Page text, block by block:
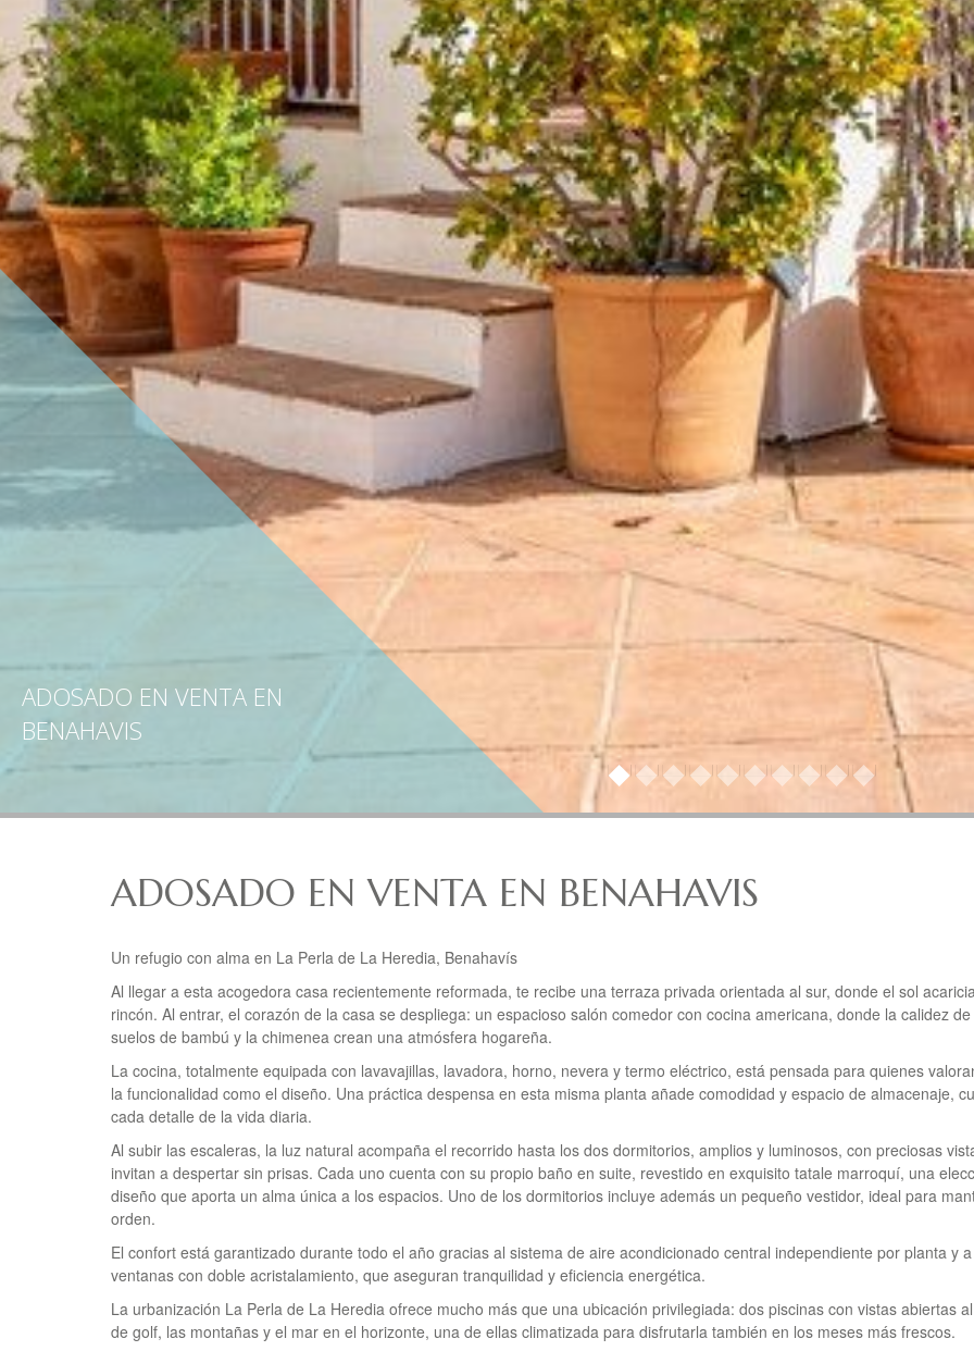
ADOSADO EN VENTA EN
BENAHAVIS
ADOSADO EN VENTA EN BENAHAVIS
Un refugio con alma en La Perla de La Heredia, Benahavís
Al llegar a esta acogedora casa recientemente reformada, te recibe una terraza privada orientada al sur, donde el sol
rincón. Al entrar, el corazón de la casa se despliega: un espacioso salón comedor con cocina americana, donde la calidez
suelos de bambú y la chimenea crean una atmósfera hogareña.
La cocina, totalmente equipada con lavavajillas, lavadora, horno, nevera y termo eléctrico, está pensada para quienes
la funcionalidad como el diseño. Una práctica despensa en esta misma planta añade comodidad y espacio de almacenaje,
cada detalle de la vida diaria.
Al subir las escaleras, la luz natural acompaña el recorrido hasta los dos dormitorios, amplios y luminosos, con preciosas
invitan a despertar sin prisas. Cada uno cuenta con su propio baño en suite, revestido en exquisito tatale marroquí, una
diseño que aporta un alma única a los espacios. Uno de los dormitorios incluye además un pequeño vestidor, ideal para
orden.
El confort está garantizado durante todo el año gracias al sistema de aire acondicionado central independiente por planta y
ventanas con doble acristalamiento, que aseguran tranquilidad y eficiencia energética.
La urbanización La Perla de La Heredia ofrece mucho más que una ubicación privilegiada: dos piscinas con vistas abiertas
de golf, las montañas y el mar en el horizonte, una de ellas climatizada para disfrutarla también en los meses más frescos.